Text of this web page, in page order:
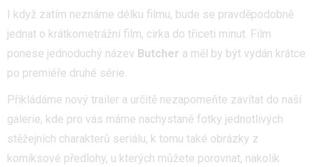
I když zatím neznáme délku filmu, bude se pravděpodobně
jednat o krátkometrážní film, cirka do třiceti minut. Film
ponese jednoduchý název Butcher a měl by být vydán krátce
po premiéře druhé série.
Přikládáme nový trailer a určitě nezapomeňte zavítat do naší
galerie, kde pro vás máme nachystané fotky jednotlivých
stěžejních charakterů seriálu, k tomu také obrázky z
komiksové předlohy, u kterých můžete porovnat, nakolik